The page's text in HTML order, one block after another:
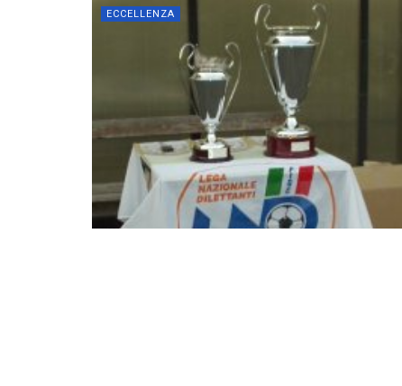
ECCELLENZA